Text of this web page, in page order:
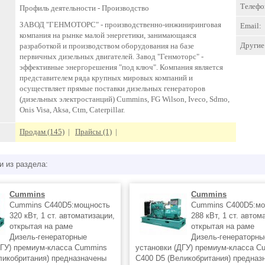
Профиль деятельности - Производство
ЗАВОД "ГЕНМОТОРС" - производственно-инжиниринговая
компания на рынке малой энергетики, занимающаяся
разработкой и производством оборудования на базе
первичных дизельных двигателей. Завод "Генмоторс" -
эффективные энергорешения "под ключ". Компания является
представителем ряда крупных мировых компаний и
осуществляет прямые поставки дизельных генераторов
(дизельных электростанций) Cummins, FG Wilson, Iveco, Sdmo,
Onis Visa, Aksa, Ctm, Caterpillar.
Продам (145) | Прайсы (1) |
Email:
Другие
из раздела:
Cummins
Cummins C440D5:мощность
320 кВт, 1 ст. автоматизации,
открытая на раме
Дизель-генераторные
премиум-класса Cummins
предназначены
Cummins
Cummins
288 кВт, 1 ст.
открытая на раме
Дизель-
установки (ДГУ) премиум-класса
C400 D5 (Великобритания)